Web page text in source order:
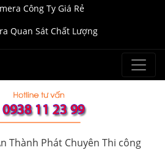
Công Ty Giá Rẻ
Quan Sát Chất Lượng
Thành Phát Chuyên Thi công